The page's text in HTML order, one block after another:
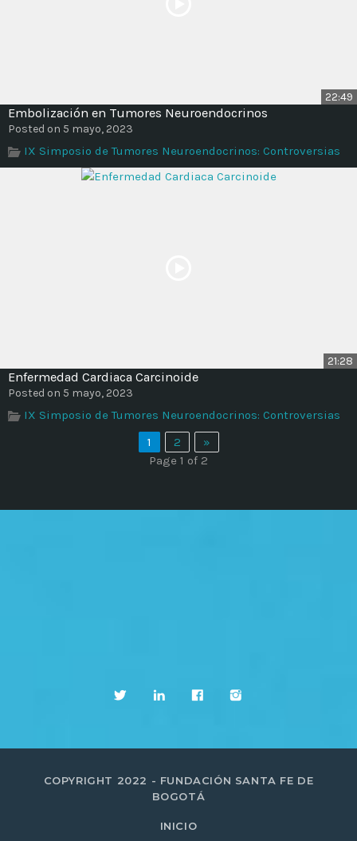
22:49
Embolización en Tumores Neuroendocrinos
Posted on 5 mayo, 2023
IX Simposio de Tumores Neuroendocrinos: Controversias
21:28
Enfermedad Cardiaca Carcinoide
Posted on 5 mayo, 2023
IX Simposio de Tumores Neuroendocrinos: Controversias
1
2
»
Page 1 of 2
COPYRIGHT 2022 - FUNDACIÓN SANTA FE DE
BOGOTÁ
INICIO